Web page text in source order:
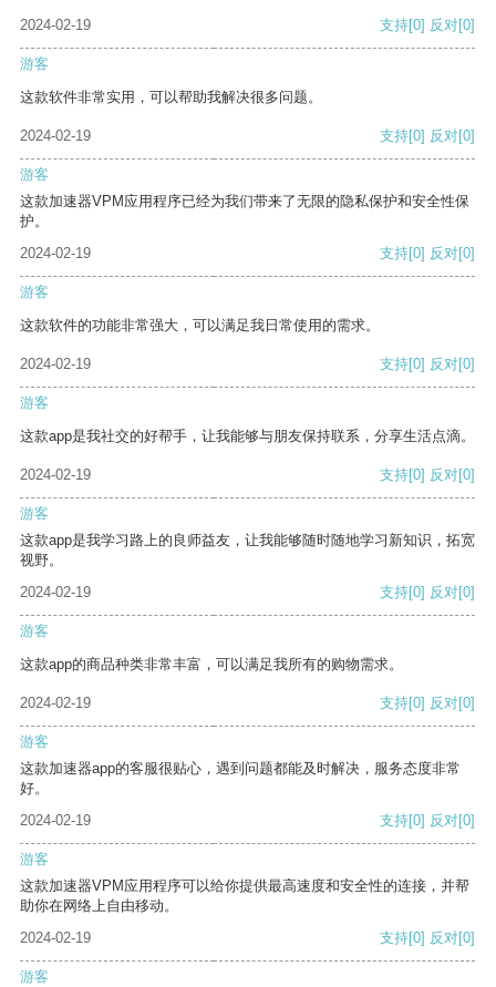
2024-02-19 支持[0] 反对[0]
游客
这款软件非常实用，可以帮助我解决很多问题。
2024-02-19 支持[0] 反对[0]
游客
这款加速器VPM应用程序已经为我们带来了无限的隐私保护和安全性保
护。
2024-02-19
支持[0] 反对[0]
游客
这款软件的功能非常强大，可以满足我日常使用的需求。
2024-02-19 支持[0] 反对[0]
游客
这款app是我社交的好帮手，让我能够与朋友保持联系，分享生活点滴。
2024-02-19 支持[0] 反对[0]
游客
这款app是我学习路上的良师益友，让我能够随时随地学习新知识，拓宽
视野。
2024-02-19
支持[0] 反对[0]
游客
这款app的商品种类非常丰富，可以满足我所有的购物需求。
2024-02-19 支持[0] 反对[0]
游客
这款加速器app的客服很贴心，遇到问题都能及时解决，服务态度非常
好。
2024-02-19
支持[0] 反对[0]
游客
这款加速器VPM应用程序可以给你提供最高速度和安全性的连接，并帮
助你在网络上自由移动。
2024-02-19
支持[0] 反对[0]
游客